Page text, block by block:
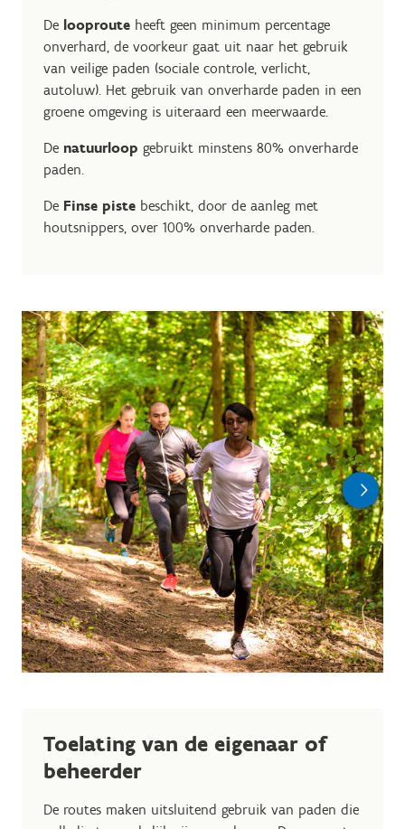
De looproute heeft geen minimum percentage
onverhard, de voorkeur gaat uit naar het gebruik
van veilige paden (sociale controle, verlicht,
autoluw). Het gebruik van onverharde paden in een
groene omgeving is uiteraard een meerwaarde.
De natuurloop gebruikt minstens 80% onverharde
paden.
De Finse piste beschikt, door de aanleg met
houtsnippers, over 100% onverharde paden.
Toelating van de eigenaar of
beheerder
De routes maken uitsluitend gebruik van paden die